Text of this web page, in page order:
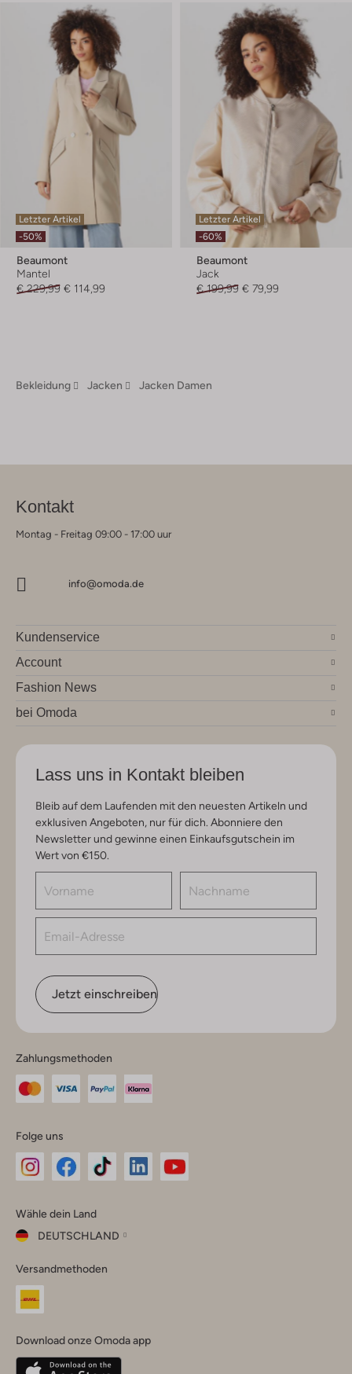
Letzter Artikel
-50%
Beaumont
Mantel
€ 229,99 € 114,99
Letzter Artikel
-60%
Beaumont
Jack
€ 199,99 € 79,99
Bekleidung Jacken Jacken Damen
Kontakt
Montag - Freitag 09:00 - 17:00 uur
info@omoda.de
Kundenservice
Account
Fashion News
bei Omoda
Lass uns in Kontakt bleiben
Bleib auf dem Laufenden mit den neuesten Artikeln und
exklusiven Angeboten, nur für dich. Abonniere den
Newsletter und gewinne einen Einkaufsgutschein im
Wert von €150.
Jetzt einschreiben
Zahlungsmethoden
Folge uns
Instagram
Facebook
TikTok
Wähle dein Land
DEUTSCHLAND
dein
Land
Belgique(Français)
Versandmethoden
Download onze Omoda app